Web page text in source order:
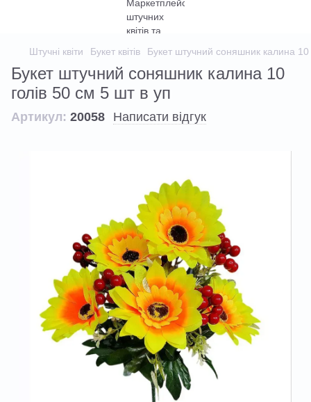
Штучні квіти Букет квітів Букет штучний соняшник калина
Букет штучний соняшник калина 10
голів 50 см 5 шт в уп
Артикул: 20058 Написати відгук